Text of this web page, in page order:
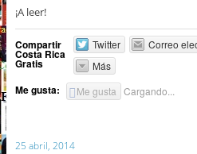
¡A leer!
Compartir
Costa Rica
Gratis
Twitter Correo
Más
Me gusta: Me gusta Cargando...
25 abril, 2014